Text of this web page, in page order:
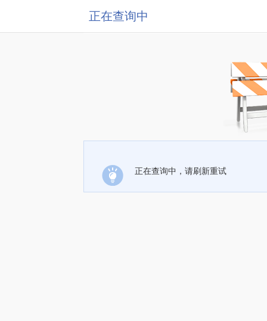
正在查询中
正在查询中，请刷新重试